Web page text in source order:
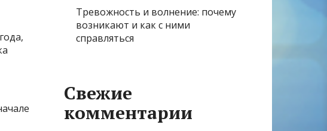
Тревожность и волнение: почему
возникают и как с ними
справляться
Свежие
комментарии